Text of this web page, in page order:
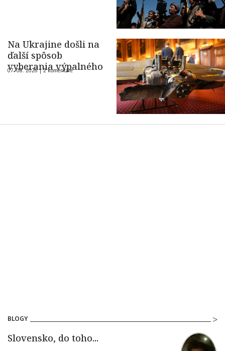
Na Ukrajine došli na
ďalší spôsob
vyberania výpalného
07. 08. 2026 |2 komentáre
BLOGY